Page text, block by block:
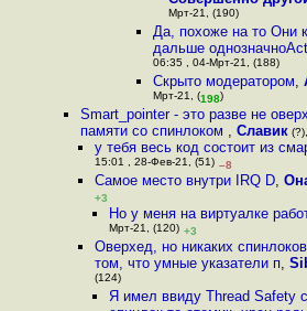
Мрт-21, (190)
Да, похоже на то Они
дальше
06:35 , 04-Мрт-21, (188)
Скрыто модератором,
Мрт-21, (198)
Smart_pointer - это разве не
памяти со спинлоком , Славик
у тебя весь код состоит из
15:01 , 28-Фев-21, (51) –8
Самое место внутри IRQ D,
+3
Но у меня на виртуалке
Мрт-21, (120) +3
Оверхед, но никаких
том, что умные указатели п,
(124)
Я имел ввиду Thread Safety